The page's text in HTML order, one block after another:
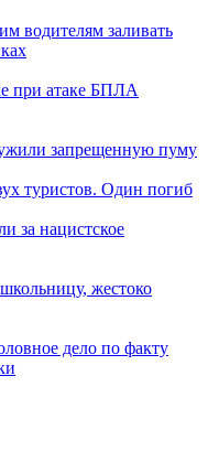
водителям заливать
при атаке БПЛА
запрещенную пуму
туристов. Один погиб
за нацистское
жестоко
дело по факту